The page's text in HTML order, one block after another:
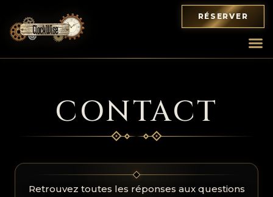
RÉSERVER
CONTACT
Retrouvez toutes les réponses aux questions